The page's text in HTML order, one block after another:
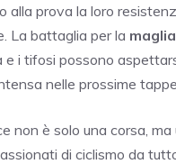
alla prova la loro
La battaglia per la
e i tifosi possono
nelle prossime tappe.
non è solo una corsa,
di ciclismo da